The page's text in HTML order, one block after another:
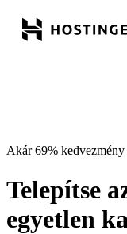
Akár 69% kedvezmény
Telepítse
egyetlen